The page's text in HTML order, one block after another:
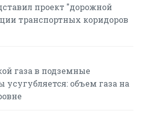
проект "дорожной
транспортных коридоров
газа в подземные
объем газа на